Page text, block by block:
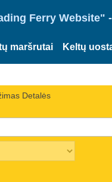
Ferry Website"
maršrutai Keltų
Detalės